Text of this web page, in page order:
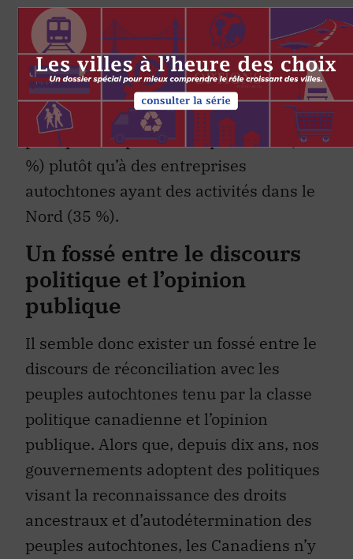
aussi dans le domaine des contrats
publics. Notre sondage montre que les
répondants privilégient, dans une plus
grande mesure, l’octroi de contrats
publics à des entreprises adoptant les
pratiques les plus écoresponsables (44
%) plutôt qu’à des entreprises
autochtones ayant des activités dans le
Nord (35 %).
Un fossé entre le discours
politique et l’opinion
publique
Il semble donc exister un fossé entre le
discours de réconciliation avec les
peuples autochtones tenu par la classe
politique canadienne et l’opinion
publique. Alors que, depuis dix ans, nos
gouvernements adoptent des politiques
visant la reconnaissance des droits
ancestraux et d’autodétermination des
peuples autochtones, les Canadiens n’y